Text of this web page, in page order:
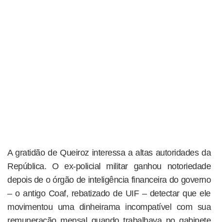
A gratidão de Queiroz interessa a altas autoridades da
República. O ex-policial militar ganhou notoriedade
depois de o órgão de inteligência financeira do governo
– o antigo Coaf, rebatizado de UIF – detectar que ele
movimentou uma dinheirama incompatível com sua